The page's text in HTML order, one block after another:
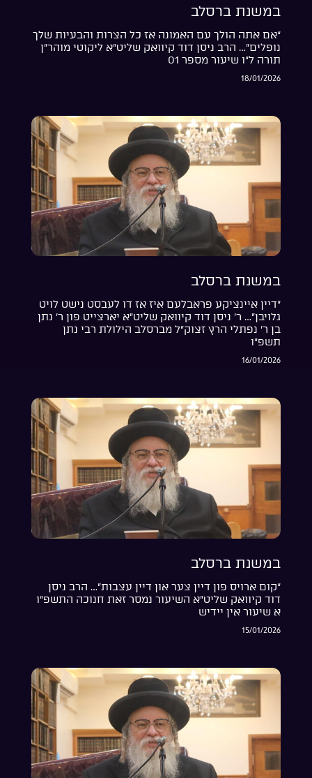
במשנת ברסלב
“אם אתה הולך עם האמונה אז כל הצרות והבעיות שלך
נופלים”… הרב ניסן דוד קיוואק שליט”א ליקוטי מוהר”ן
תורה ל”ו שיעור מספר 01
18/01/2026
במשנת ברסלב
“דיין איינציקע פראבלעם איז אז דו לעבסט נישט לויט
גלויבן”… ר’ ניסן דוד קיוואק שליט”א יארצייט פון ר’ נתן
בן ר’ נפתלי הרץ זצוק”ל מברסלב הילולת רבי נתן
תשפ”ו
16/01/2026
במשנת ברסלב
“קום ארויס פון דיין צער און דיין עצבות”… הרב ניסן
דוד קיוואק שליט”א השיעור נמסר זאת חנוכה התשפ”ו
א שיעור אין יידיש
15/01/2026